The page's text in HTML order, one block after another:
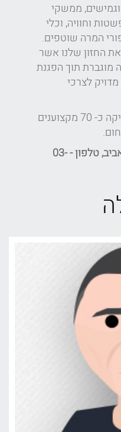
ממשקי
וחוויה, וכלי
המרה שוטפים.
החזון שלנו אשר
מוגברת תוך הפגנת
לצרכי
אינמאנג' נוסדה ב 2006 ומעסיקה כ- 70 מקצוענים
כתובתנו: רחוב השפלה 3 תל אביב, טלפון - 03-